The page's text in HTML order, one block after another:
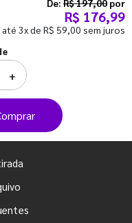
De: R$ 197,00 por
R$ 176,99
até 3x de R$ 59,00 sem juros
+